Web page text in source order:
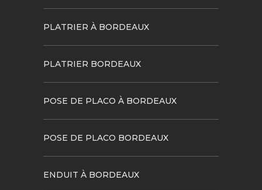
PLATRIER À BORDEAUX
PLATRIER BORDEAUX
POSE DE PLACO À BORDEAUX
POSE DE PLACO BORDEAUX
ENDUIT À BORDEAUX